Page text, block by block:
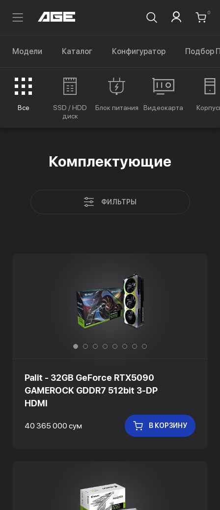
0
Модели Каталог Конфигуратор Подбор
Все
SSD / HDD
диск
Блок питания Видеокарта
Комплектующие
ФИЛЬТРЫ
Palit - 32GB GeForce RTX5090
GAMEROCK GDDR7 512bit 3-DP
HDMI
40 365 000 сум В КОРЗИНУ